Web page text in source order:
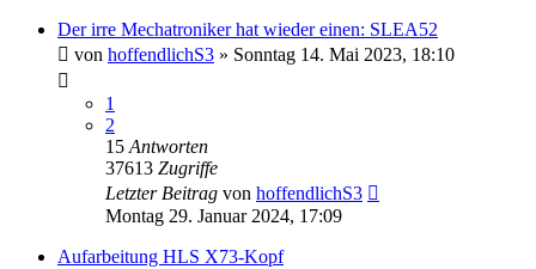
Der irre Mechatroniker hat wieder einen: SLEA52
von hoffendlichS3 » Sonntag 14. Mai 2023, 18:10
1
2
15 Antworten
37613 Zugriffe
Letzter Beitrag von hoffendlichS3
Montag 29. Januar 2024, 17:09
Aufarbeitung HLS X73-Kopf